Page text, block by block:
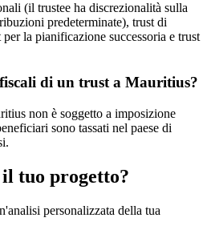
(il trustee ha discrezionalità sulla
predeterminate), trust di
la pianificazione successoria e trust
di un trust a Mauritius?
non è soggetto a imposizione
sono tassati nel paese di
tuo progetto?
personalizzata della tua